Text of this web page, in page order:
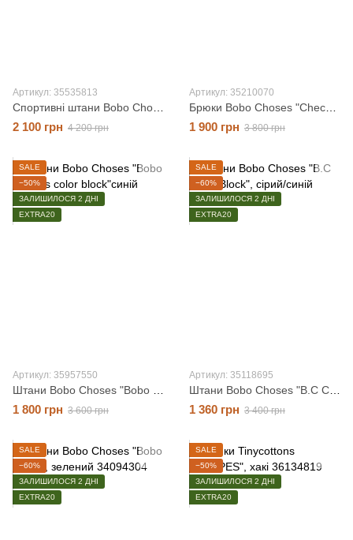
Артикул: 35535813
2 100 грн 4 200 грн
Артикул: 35210070
1 900 грн 3 800 грн
SALE
−50%
ЗАЛИШИЛОСЯ 2 ДНІ
EXTRA20
Артикул: 35957550
1 800 грн 3 600 грн
SALE
−60%
ЗАЛИШИЛОСЯ 2 ДНІ
EXTRA20
Артикул: 35118695
1 360 грн 3 400 грн
SALE
−60%
ЗАЛИШИЛОСЯ 2 ДНІ
EXTRA20
SALE
−50%
ЗАЛИШИЛОСЯ 2 ДНІ
EXTRA20